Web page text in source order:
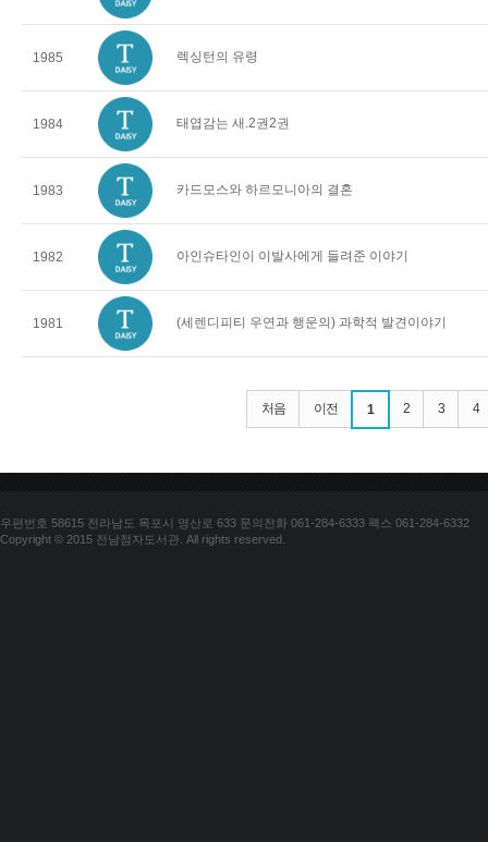
1985 렉싱턴의 유령
1984 태엽감는 새.2권2권
1983 카드모스와 하르모니아의 결혼
1982 아인슈타인이 이발사에게 들려준 이야기
1981 (세렌디피티 우연과 행운의) 과학적 발견이야기
처음 이전 1 2 3 4
우편번호 58615 전라남도 목포시 영산로 633 문의전화 061-284-6333 팩스 061-284-6332
Copyright © 2015 전남점자도서관. All rights reserved.